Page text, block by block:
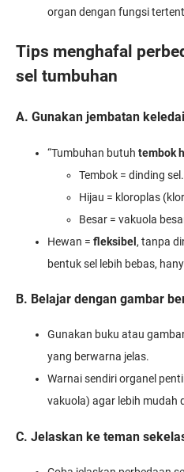
organ dengan fungsi
Tips menghafal
sel tumbuhan
A. Gunakan jembatan
“Tumbuhan butuh tembok
Tembok = dinding sel.
Hijau = kloroplas
Besar = vakuola
Hewan = fleksibel, tanpa
bentuk sel lebih bebas,
B. Belajar dengan gambar
Gunakan buku atau
yang berwarna jelas.
Warnai sendiri organel
vakuola) agar lebih mudah
C. Jelaskan ke teman